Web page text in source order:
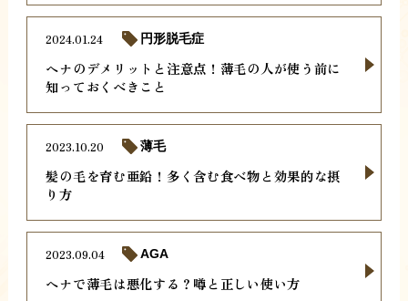
ヘナのデメリットと注意点！薄毛の人が使う前に
知っておくべきこと
2024.01.24 円形脱毛症
髪の毛を育む亜鉛！多く含む食べ物と効果的な摂
り方
2023.10.20 薄毛
ヘナで薄毛は悪化する？噂と正しい使い方
2023.09.04 AGA